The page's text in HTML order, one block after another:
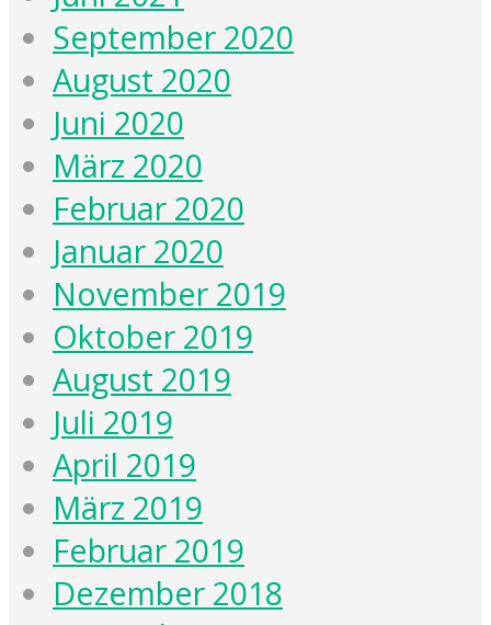
September 2020
August 2020
Juni 2020
März 2020
Februar 2020
Januar 2020
November 2019
Oktober 2019
August 2019
Juli 2019
April 2019
März 2019
Februar 2019
Dezember 2018